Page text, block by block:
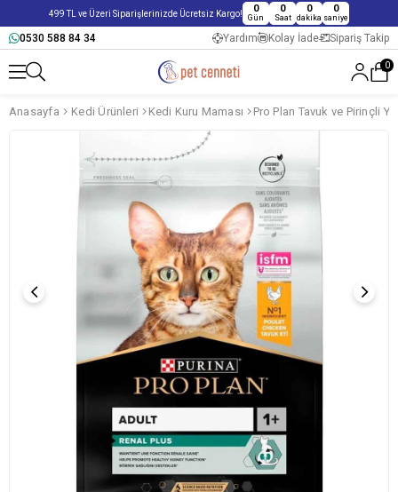
499 TL ve Üzeri Siparişlerinizde Ücretsiz Kargo! 0
Gün
0
Saat
0
dakika
0
saniye
0530 588 84 34 Yardım Kolay İade Sipariş Takip
0
Anasayfa Kedi Ürünleri Kedi Kuru Maması Pro Plan Tavuk ve Pirinçli